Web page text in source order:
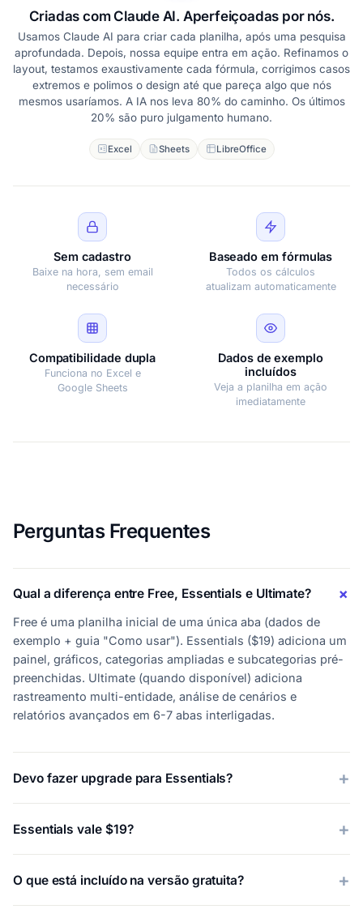
Criadas com Claude AI. Aperfeiçoadas por nós.
Usamos Claude AI para criar cada planilha, após uma pesquisa
aprofundada. Depois, nossa equipe entra em ação. Refinamos o
layout, testamos exaustivamente cada fórmula, corrigimos casos
extremos e polimos o design até que pareça algo que nós
mesmos usaríamos. A IA nos leva 80% do caminho. Os últimos
20% são puro julgamento humano.
Excel Sheets LibreOffice
Sem cadastro
Baixe na hora, sem email
necessário
Baseado em fórmulas
Todos os cálculos
atualizam automaticamente
Compatibilidade dupla
Funciona no Excel e
Google Sheets
Dados de exemplo
incluídos
Veja a planilha em ação
imediatamente
Perguntas Frequentes
Qual a diferença entre Free, Essentials e Ultimate?
Free é uma planilha inicial de uma única aba (dados de
exemplo + guia "Como usar"). Essentials ($19) adiciona um
painel, gráficos, categorias ampliadas e subcategorias pré-
preenchidas. Ultimate (quando disponível) adiciona
rastreamento multi-entidade, análise de cenários e
relatórios avançados em 6-7 abas interligadas.
Devo fazer upgrade para Essentials?
Essentials vale $19?
O que está incluído na versão gratuita?